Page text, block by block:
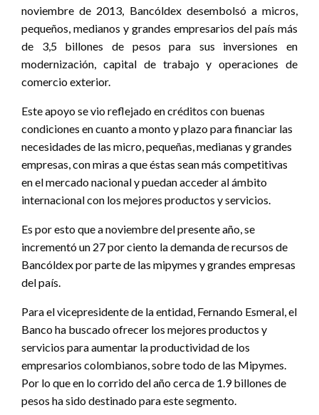
noviembre de 2013, Bancóldex desembolsó a micros,
pequeños, medianos y grandes empresarios del país más
de 3,5 billones de pesos para sus inversiones en
modernización, capital de trabajo y operaciones de
comercio exterior.
Este apoyo se vio reflejado en créditos con buenas
condiciones en cuanto a monto y plazo para financiar las
necesidades de las micro, pequeñas, medianas y grandes
empresas, con miras a que éstas sean más competitivas
en el mercado nacional y puedan acceder al ámbito
internacional con los mejores productos y servicios.
Es por esto que a noviembre del presente año, se
incrementó un 27 por ciento la demanda de recursos de
Bancóldex por parte de las mipymes y grandes empresas
del país.
Para el vicepresidente de la entidad, Fernando Esmeral, el
Banco ha buscado ofrecer los mejores productos y
servicios para aumentar la productividad de los
empresarios colombianos, sobre todo de las Mipymes.
Por lo que en lo corrido del año cerca de 1.9 billones de
pesos ha sido destinado para este segmento.